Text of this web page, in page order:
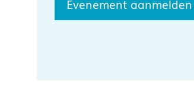
Evenement aanmelden